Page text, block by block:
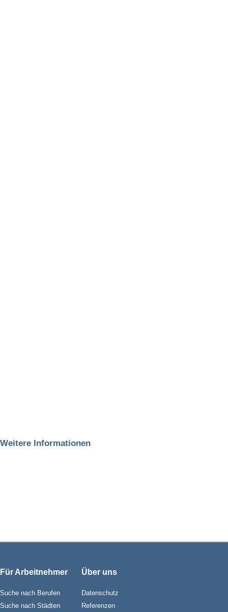
Weitere Informationen
Für Arbeitnehmer
Suche nach Berufen
Suche nach Städten
Über uns
Datenschutz
Referenzen